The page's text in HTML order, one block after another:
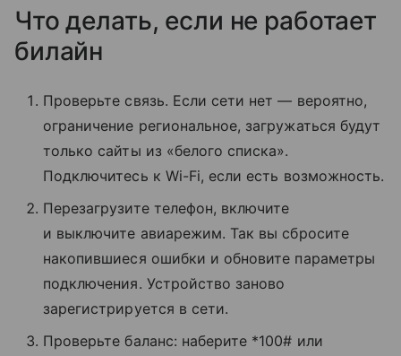
Что делать, если не работает
билайн
Проверьте связь. Если сети нет — вероятно,
ограничение региональное, загружаться будут
только сайты из «белого списка».
Подключитесь к Wi-Fi, если есть возможность.
Перезагрузите телефон, включите
и выключите авиарежим. Так вы сбросите
накопившиеся ошибки и обновите параметры
подключения. Устройство заново
зарегистрируется в сети.
Проверьте баланс: наберите *100# или